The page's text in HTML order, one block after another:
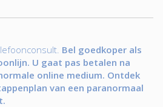
Bel goedkoper als
U gaat pas betalen na
online medium. Ontdek
van een paranormaal